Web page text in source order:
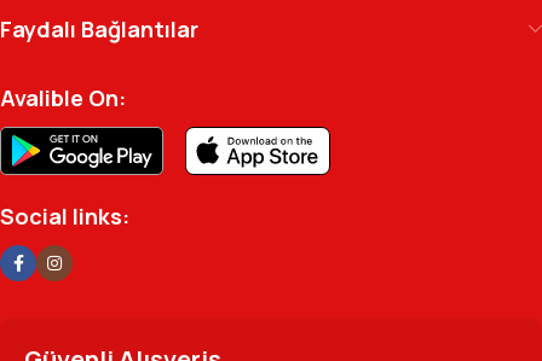
Ofisinizin enerjisini ve verimliliğini artırmak için
profesyonel kadromuzla hizmetinizdeyiz.
Faydalı Bağlantılar
Avalible On:
Social links: